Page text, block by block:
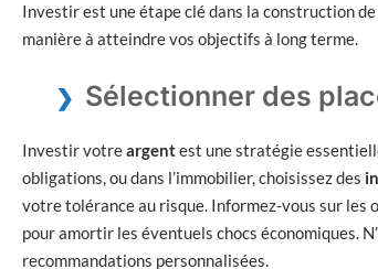
Investir est une étape clé dans la construction
manière à atteindre vos objectifs à long terme.
Sélectionner des
Investir votreargentest une stratégie
obligations, ou dans l’immobilier, choisissez des
votre tolérance au risque. Informez-vous sur
pour amortir les éventuels chocs économiques.
recommandations personnalisées.